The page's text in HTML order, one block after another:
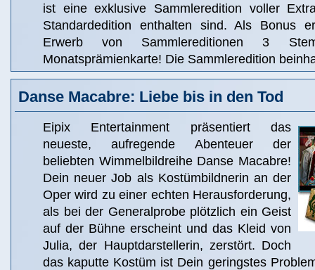
ist eine exklusive Sammleredition voller
Standardedition enthalten sind. Als Bonus
Erwerb von Sammlereditionen 3
Monatsprämienkarte! Die Sammleredition
Danse Macabre: Liebe bis in den Tod
Eipix Entertainment präsentiert das
neueste, aufregende Abenteuer der
beliebten Wimmelbildreihe Danse Macabre!
Dein neuer Job als Kostümbildnerin an der
Oper wird zu einer echten Herausforderung,
als bei der Generalprobe plötzlich ein Geist
auf der Bühne erscheint und das Kleid von
Julia, der Hauptdarstellerin, zerstört. Doch
das kaputte Kostüm ist Dein geringstes